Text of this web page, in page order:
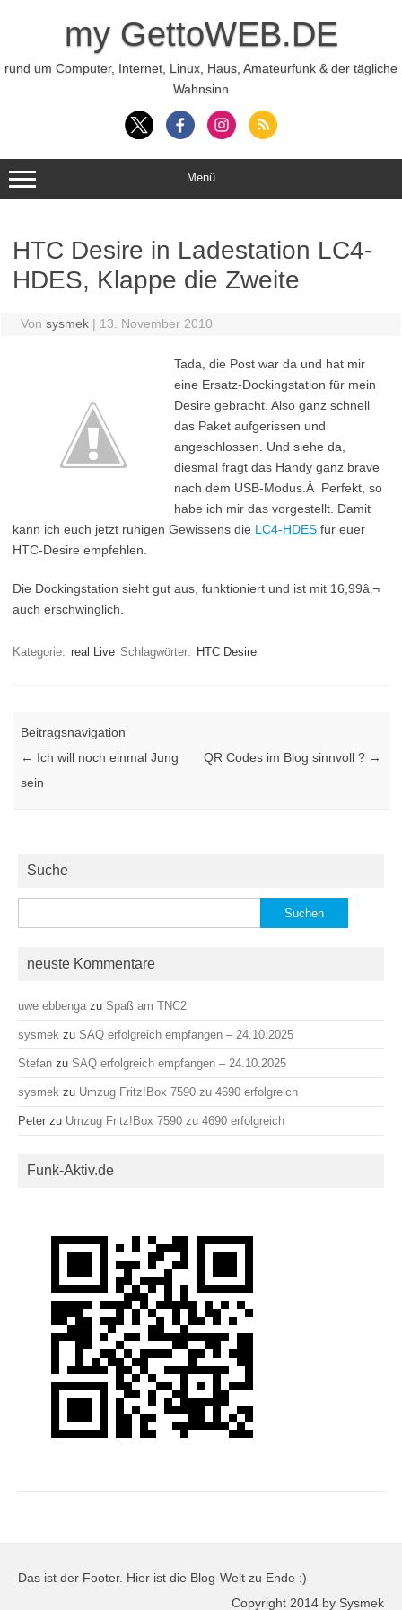
my GettoWEB.DE
rund um Computer, Internet, Linux, Haus, Amateurfunk & der tägliche
Wahnsinn
Menü
HTC Desire in Ladestation LC4-
HDES, Klappe die Zweite
Von sysmek | 13. November 2010
Tada, die Post war da und hat mir
eine Ersatz-Dockingstation für mein
Desire gebracht. Also ganz schnell
das Paket aufgerissen und
angeschlossen. Und siehe da,
diesmal fragt das Handy ganz brave
nach dem USB-Modus.Â Perfekt, so
habe ich mir das vorgestellt. Damit
kann ich euch jetzt ruhigen Gewissens die LC4-HDES für euer
HTC-Desire empfehlen.
Die Dockingstation sieht gut aus, funktioniert und ist mit 16,99â‚¬
auch erschwinglich.
Kategorie: real Live Schlagwörter: HTC Desire
Beitragsnavigation
← Ich will noch einmal Jung
sein
QR Codes im Blog sinnvoll ? →
Suche
nach:
neuste Kommentare
uwe ebbenga zu Spaß am TNC2
sysmek zu SAQ erfolgreich empfangen – 24.10.2025
Stefan zu SAQ erfolgreich empfangen – 24.10.2025
sysmek zu Umzug Fritz!Box 7590 zu 4690 erfolgreich
Peter zu Umzug Fritz!Box 7590 zu 4690 erfolgreich
Funk-Aktiv.de
Das ist der Footer. Hier ist die Blog-Welt zu Ende :)
Copyright 2014 by Sysmek